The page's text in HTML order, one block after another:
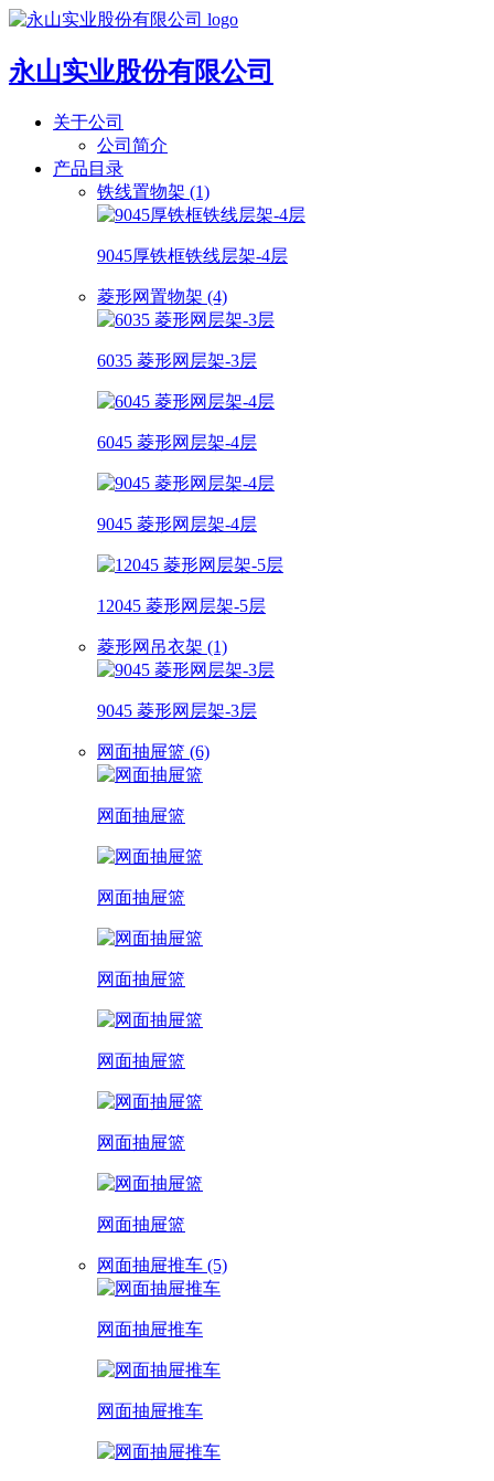
永山实业股份有限公司
关于公司
公司简介
产品目录
铁线置物架 (1)
9045厚铁框铁线层架-4层
菱形网置物架 (4)
6035 菱形网层架-3层
6045 菱形网层架-4层
9045 菱形网层架-4层
12045 菱形网层架-5层
菱形网吊衣架 (1)
9045 菱形网层架-3层
网面抽屉篮 (6)
网面抽屉篮
网面抽屉篮
网面抽屉篮
网面抽屉篮
网面抽屉篮
网面抽屉篮
网面抽屉推车 (5)
网面抽屉推车
网面抽屉推车